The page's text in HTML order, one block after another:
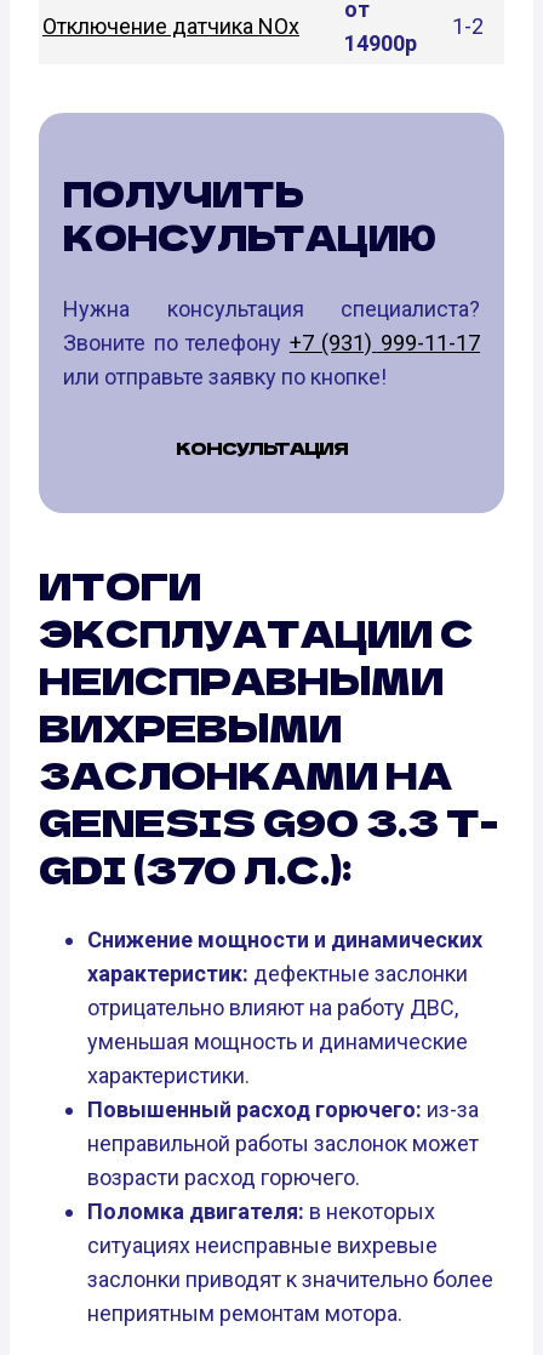
Отключение датчика NOx
от
14900р
1-2
ПОЛУЧИТЬ
КОНСУЛЬТАЦИЮ
Нужна консультация специалиста?
Звоните по телефону +7 (931) 999-11-17
или отправьте заявку по кнопке!
КОНСУЛЬТАЦИЯ
ИТОГИ
ЭКСПЛУАТАЦИИ С
НЕИСПРАВНЫМИ
ВИХРЕВЫМИ
ЗАСЛОНКАМИ НА
GENESIS G90 3.3 T-
GDI (370 Л.С.):
Снижение мощности и динамических
характеристик: дефектные заслонки
отрицательно влияют на работу ДВС,
уменьшая мощность и динамические
характеристики.
Повышенный расход горючего: из-за
неправильной работы заслонок может
возрасти расход горючего.
Поломка двигателя: в некоторых
ситуациях неисправные вихревые
заслонки приводят к значительно более
неприятным ремонтам мотора.